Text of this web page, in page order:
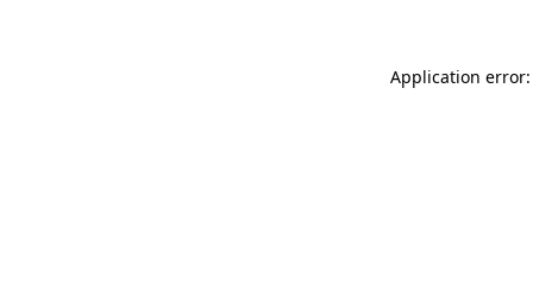
Application